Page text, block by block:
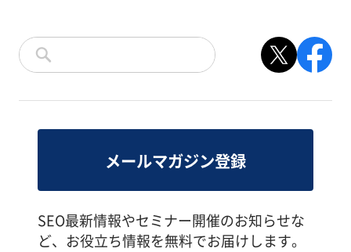
メールマガジン登録
SEO最新情報やセミナー開催のお知らせな
ど、お役立ち情報を無料でお届けします。